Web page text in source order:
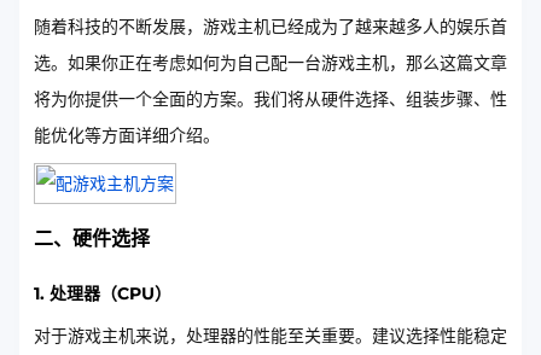
随着科技的不断发展，游戏主机已经成为了越来越多人的娱乐首
选。如果你正在考虑如何为自己配一台游戏主机，那么这篇文章
将为你提供一个全面的方案。我们将从硬件选择、组装步骤、性
能优化等方面详细介绍。
二、硬件选择
1. 处理器（CPU）
对于游戏主机来说，处理器的性能至关重要。建议选择性能稳定